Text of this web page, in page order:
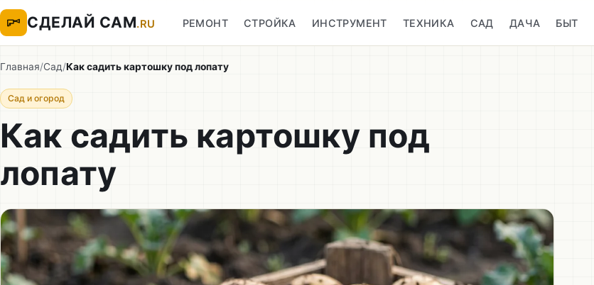
СДЕЛАЙ САМ.RU РЕМОНТ СТРОЙКА ИНСТРУМЕНТ ТЕХНИКА САД ДАЧА БЫТ
Главная/Сад/Как садить картошку под лопату
Сад и огород
Как садить картошку под
лопату